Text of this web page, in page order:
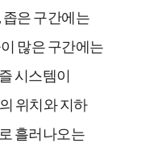
좁은 구간에는
많은 구간에는
시스템이
위치와 지하
흘러나오는